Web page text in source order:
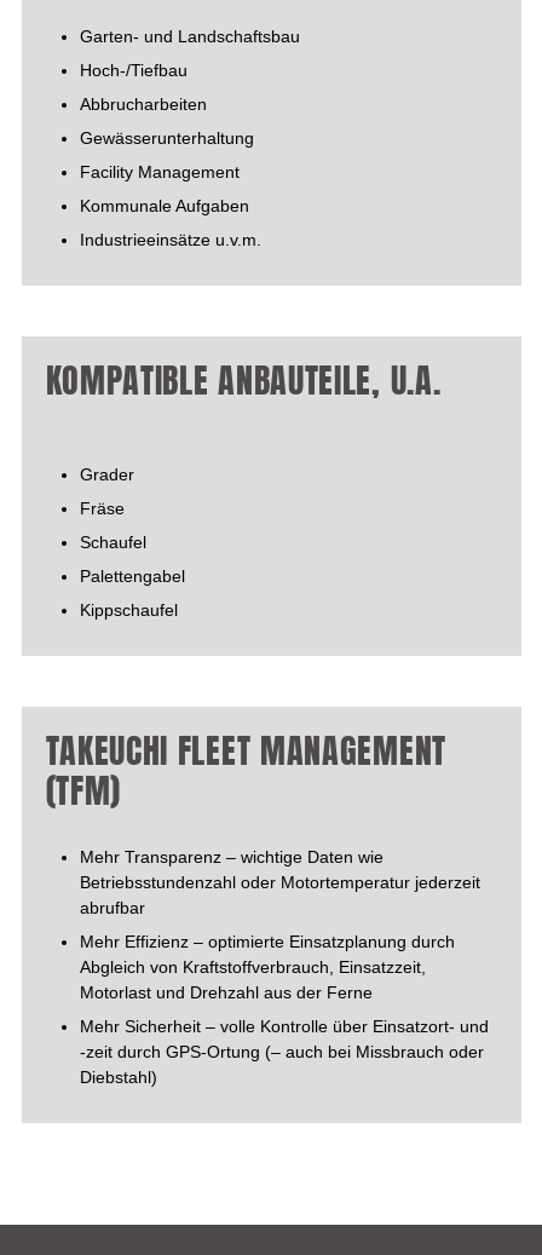
Garten- und Landschaftsbau
Hoch-/Tiefbau
Abbrucharbeiten
Gewässerunterhaltung
Facility Management
Kommunale Aufgaben
Industrieeinsätze u.v.m.
KOMPATIBLE ANBAUTEILE, U.A.
Grader
Fräse
Schaufel
Palettengabel
Kippschaufel
TAKEUCHI FLEET MANAGEMENT
(TFM)
Mehr Transparenz – wichtige Daten wie
Betriebsstundenzahl oder Motortemperatur jederzeit
abrufbar
Mehr Effizienz – optimierte Einsatzplanung durch
Abgleich von Kraftstoffverbrauch, Einsatzzeit,
Motorlast und Drehzahl aus der Ferne
Mehr Sicherheit – volle Kontrolle über Einsatzort- und
-zeit durch GPS-Ortung (– auch bei Missbrauch oder
Diebstahl)